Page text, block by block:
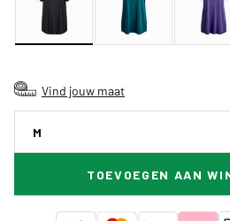
Vind jouw maat
M
TOEVOEGEN AAN